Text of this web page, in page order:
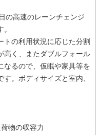
の高速のレーンチェンジ
の利用状況に応じた分割
高く、またダブルフォール
なるので、仮眠や家具等を
。ボディサイズと室内、
物の収容力